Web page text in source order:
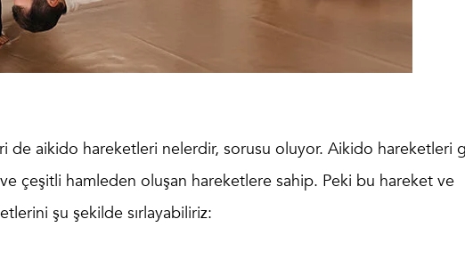
de aikido hareketleri nelerdir, sorusu oluyor. Aikido hareketleri
çeşitli hamleden oluşan hareketlere sahip. Peki bu hareket ve
ni şu şekilde sırlayabiliriz: